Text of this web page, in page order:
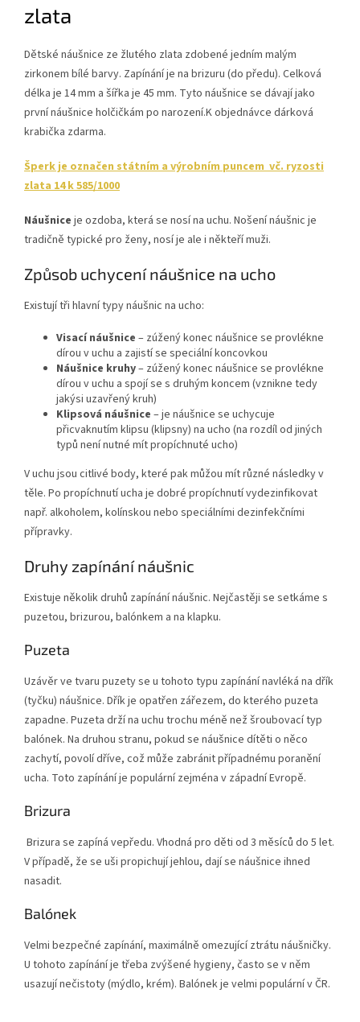
zlata
Dětské náušnice ze žlutého zlata zdobené jedním malým
zirkonem bílé barvy. Zapínání je na brizuru (do předu). Celková
délka je 14 mm a šířka je 45 mm. Tyto náušnice se dávají jako
první náušnice holčičkám po narození.K objednávce dárková
krabička zdarma.
Šperk je označen státním a výrobním puncem vč. ryzosti
zlata 14 k 585/1000
Náušnice je ozdoba, která se nosí na uchu. Nošení náušnic je
tradičně typické pro ženy, nosí je ale i někteří muži.
Způsob uchycení náušnice na ucho
Existují tři hlavní typy náušnic na ucho:
Visací náušnice – zúžený konec náušnice se provlékne
dírou v uchu a zajistí se speciální koncovkou
Náušnice kruhy– zúžený konec náušnice se provlékne
dírou v uchu a spojí se s druhým koncem (vznikne tedy
jakýsi uzavřený kruh)
Klipsová náušnice – je náušnice se uchycuje
přicvaknutím klipsu (klipsny) na ucho (na rozdíl od jiných
typů není nutné mít propíchnuté ucho)
V uchu jsou citlivé body, které pak můžou mít různé následky v
těle. Po propíchnutí ucha je dobré propíchnutí vydezinfikovat
např. alkoholem, kolínskou nebo speciálními dezinfekčními
přípravky.
Druhy zapínání náušnic
Existuje několik druhů zapínání náušnic. Nejčastěji se setkáme s
puzetou, brizurou, balónkem a na klapku.
Puzeta
Uzávěr ve tvaru puzety se u tohoto typu zapínání navléká na dřík
(tyčku) náušnice. Dřík je opatřen zářezem, do kterého puzeta
zapadne. Puzeta drží na uchu trochu méně než šroubovací typ
balónek. Na druhou stranu, pokud se náušnice dítěti o něco
zachytí, povolí dříve, což může zabránit případnému poranění
ucha. Toto zapínání je populární zejména v západní Evropě.
Brizura
Brizura se zapíná vepředu. Vhodná pro děti od 3 měsíců do 5 let.
V případě, že se uši propichují jehlou, dají se náušnice ihned
nasadit.
Balónek
Velmi bezpečné zapínání, maximálně omezující ztrátu náušničky.
U tohoto zapínání je třeba zvýšené hygieny, často se v něm
usazují nečistoty (mýdlo, krém). Balónek je velmi populární v ČR.